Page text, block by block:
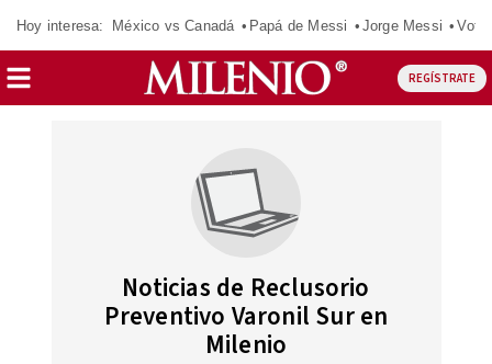
Hoy interesa: México vs Canadá Papá de Messi Jorge Messi
REGÍSTRATE
Noticias de Reclusorio
Preventivo Varonil Sur en
Milenio